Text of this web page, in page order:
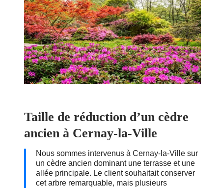
Taille de réduction d’un cèdre
ancien à Cernay-la-Ville
Nous sommes intervenus à Cernay-la-Ville sur
un cèdre ancien dominant une terrasse et une
allée principale. Le client souhaitait conserver
cet arbre remarquable, mais plusieurs